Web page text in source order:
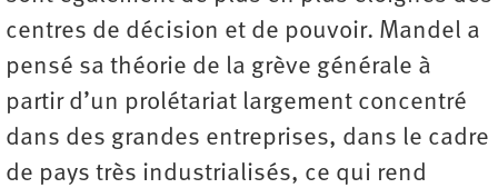
centres de décision et de pouvoir. Mandel a
pensé sa théorie de la grève générale à
partir d’un prolétariat largement concentré
dans des grandes entreprises, dans le cadre
de pays très industrialisés, ce qui rend